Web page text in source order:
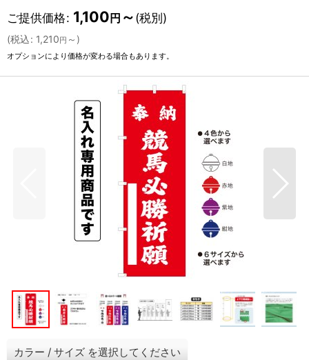
ご提供価格: 1,100 円 ～(税別)
(税込: 1,210 円 ～ )
オプションにより価格が変わる場合もあります。
カラー / サイズ を選択してください